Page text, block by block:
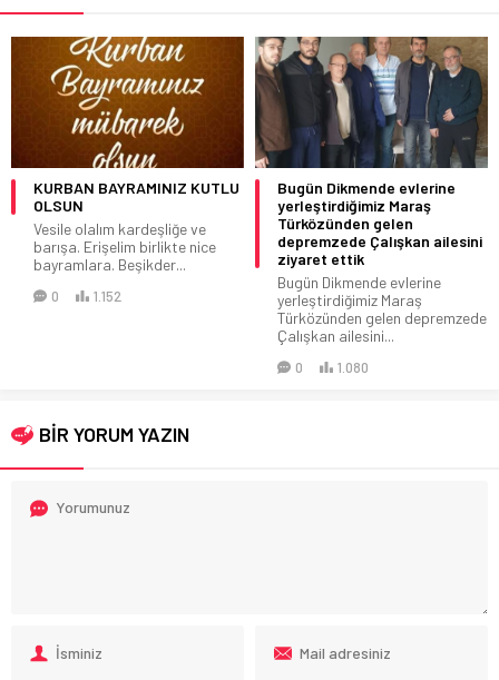
KURBAN BAYRAMINIZ KUTLU
OLSUN
Vesile olalım kardeşliğe ve
barışa. Erişelim birlikte nice
bayramlara. Beşikder...
0 1.152
Bugün Dikmende evlerine
yerleştirdiğimiz Maraş
Türközünden gelen
depremzede Çalışkan ailesini
ziyaret ettik
Bugün Dikmende evlerine
yerleştirdiğimiz Maraş
Türközünden gelen depremzede
Çalışkan ailesini...
0 1.080
BİR YORUM YAZIN